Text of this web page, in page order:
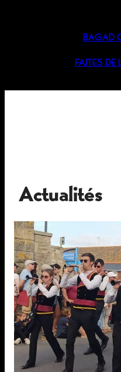
BAGAD
FAITES
Actualités